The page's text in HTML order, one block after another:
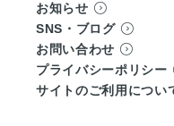
お知らせ
SNS・ブログ
お問い合わせ
プライバシーポリシー
サイトのご利用につい